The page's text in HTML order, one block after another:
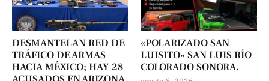
DESMANTELAN RED DE
TRÁFICO DE ARMAS
HACIA MÉXICO; HAY 28
«POLARIZADO SAN
LUISITO» SAN LUIS RÍO
COLORADO SONORA.